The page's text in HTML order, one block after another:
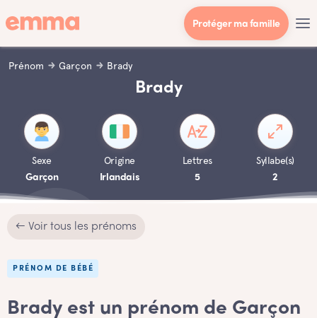
Protéger ma famille
Prénom Garçon Brady
Brady
Sexe
Garçon
Origine
Irlandais
Lettres
5
Syllabe(s)
2
← Voir tous les prénoms
PRÉNOM DE BÉBÉ
Brady est un prénom de Garçon